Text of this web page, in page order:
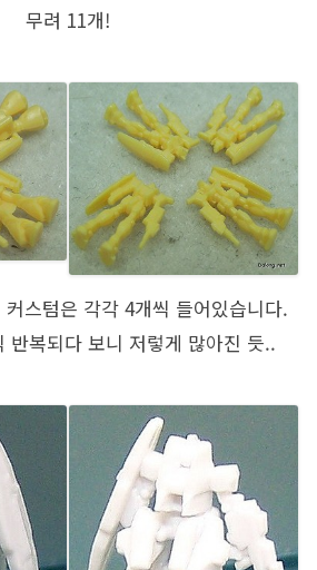
무려 11개!
스텀은 각각 4개씩 들어있습니다.
반복되다 보니 저렇게 많아진 듯..